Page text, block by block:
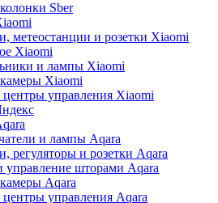
Sber
метеостанции и розетки Xiaomi
Xiaomi
и лампы Xiaomi
Xiaomi
управления Xiaomi
и лампы Aqara
регуляторы и розетки Aqara
управление шторами Aqara
Aqara
управления Aqara